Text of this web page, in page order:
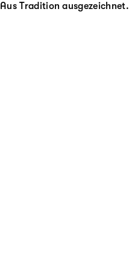
Aus Tradition ausgezeichnet.